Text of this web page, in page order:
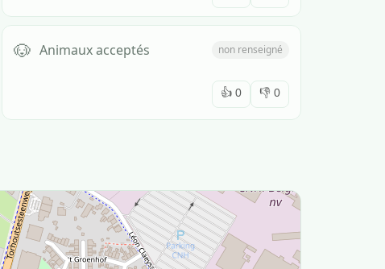
🐶 Animaux acceptés non renseigné
👍 0 👎 0